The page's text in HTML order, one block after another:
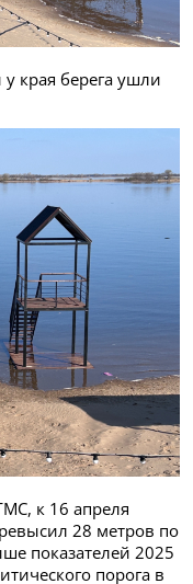
края берега ушли
к 16 апреля
28 метров по
показателей 2025
порога в